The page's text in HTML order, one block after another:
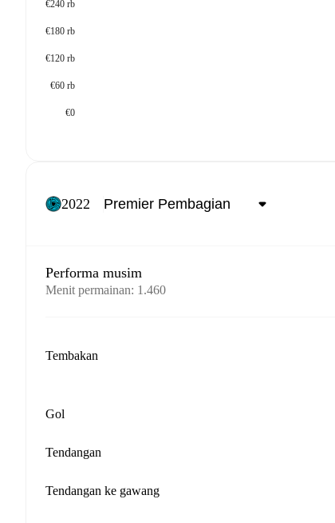
€240 rb
€180 rb
€120 rb
€60 rb
€0
2022
Performa musim
Menit permainan: 1.460
Tembakan
Gol
Tendangan
Tendangan ke gawang